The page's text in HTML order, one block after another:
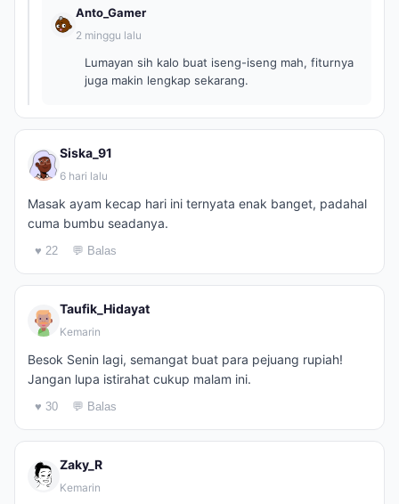
Anto_Gamer
2 minggu lalu
Lumayan sih kalo buat iseng-iseng mah, fiturnya
juga makin lengkap sekarang.
Siska_91
6 hari lalu
Masak ayam kecap hari ini ternyata enak banget, padahal
cuma bumbu seadanya.
♥ 22 💬 Balas
Taufik_Hidayat
Kemarin
Besok Senin lagi, semangat buat para pejuang rupiah!
Jangan lupa istirahat cukup malam ini.
♥ 30 💬 Balas
Zaky_R
Kemarin